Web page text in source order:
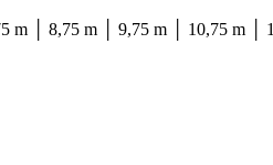
m │ 8,75 m │ 9,75 m │ 10,75 m │